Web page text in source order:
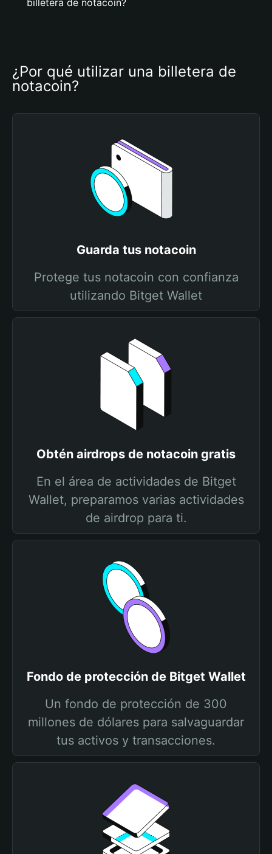
billetera de notacoin?
¿Por qué utilizar una billetera de
notacoin?
Guarda tus notacoin
Protege tus notacoin con confianza
utilizando Bitget Wallet
Obtén airdrops de notacoin gratis
En el área de actividades de Bitget
Wallet, preparamos varias actividades
de airdrop para ti.
Fondo de protección de Bitget Wallet
Un fondo de protección de 300
millones de dólares para salvaguardar
tus activos y transacciones.